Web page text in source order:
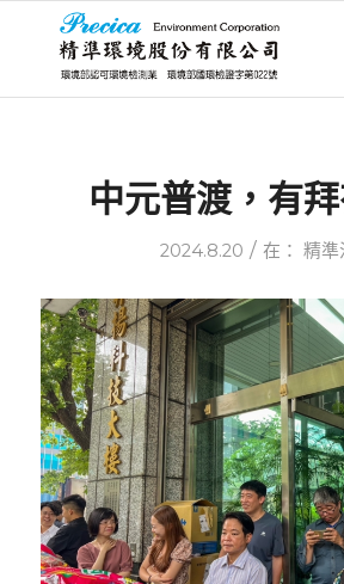
中元普渡，有
2024.8.20 / 在： 精準